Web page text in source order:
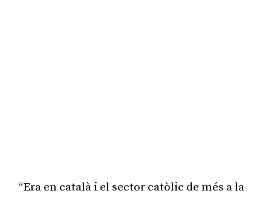
“Era en català i el sector catòlic de més a la